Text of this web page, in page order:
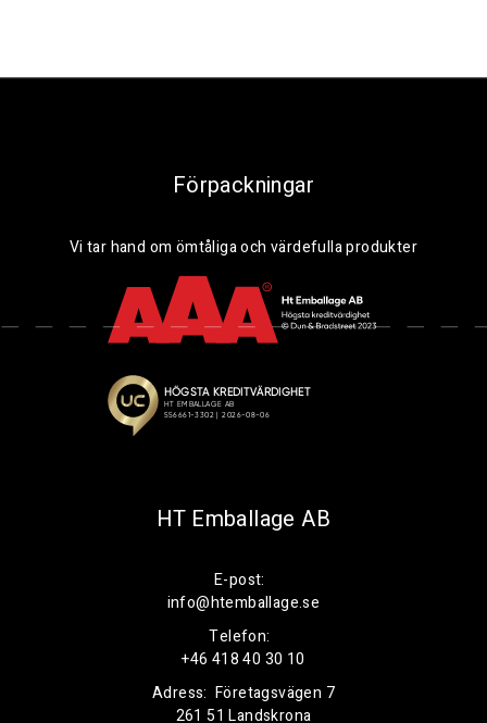
Förpackningar
Vi tar hand om ömtåliga och värdefulla produkter
HT Emballage AB
E-post:
info@htemballage.se
Telefon:
+46 418 40 30 10
Adress: Företagsvägen 7
261 51 Landskrona